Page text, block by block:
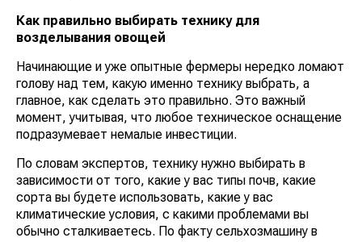
Как правильно выбирать технику для
возделывания овощей
Начинающие и уже опытные фермеры нередко ломают
голову над тем, какую именно технику выбрать, а
главное, как сделать это правильно. Это важный
момент, учитывая, что любое техническое оснащение
подразумевает немалые инвестиции.
По словам экспертов, технику нужно выбирать в
зависимости от того, какие у вас типы почв, какие
сорта вы будете использовать, какие у вас
климатические условия, с какими проблемами вы
обычно сталкиваетесь. По факту сельхозмашину в